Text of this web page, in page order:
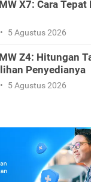
X7: Cara
• 5 Agustus 2026
Z4: Hitungan
Penyedianya
• 5 Agustus 2026